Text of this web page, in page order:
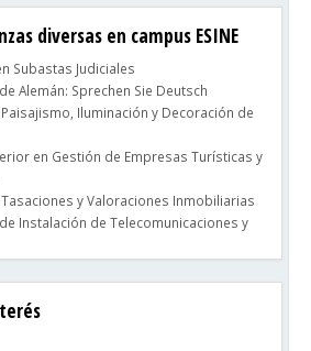
aquellas materias que
diversas en campus ESINE
Subastas Judiciales
Alemán: Sprechen Sie Deutsch
Iluminación y Decoración de
en Gestión de Empresas Turísticas y
y Valoraciones Inmobiliarias
Instalación de Telecomunicaciones y
Exterior
Protección de Datos